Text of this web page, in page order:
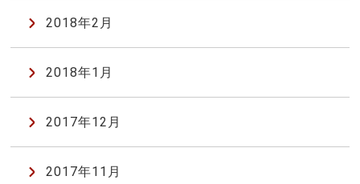
2018年2月
2018年1月
2017年12月
2017年11月